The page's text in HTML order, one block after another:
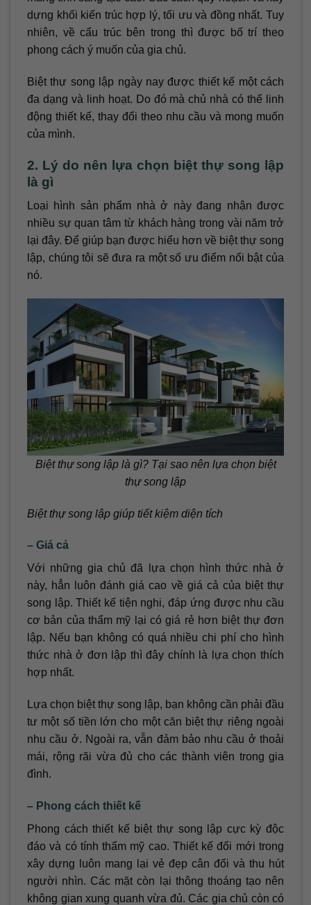
dựng khối kiến trúc hợp lý, tối ưu và đồng nhất. Tuy
nhiên, về cấu trúc bên trong thì được bố trí theo
phong cách ý muốn của gia chủ.
Biệt thự song lập ngày nay được thiết kế một cách
đa dạng và linh hoạt. Do đó mà chủ nhà có thể linh
động thiết kế, thay đổi theo nhu cầu và mong muốn
của mình.
2. Lý do nên lựa chọn biệt thự song lập
là gì
Loại hình sản phẩm nhà ở này đang nhận được
nhiều sự quan tâm từ khách hàng trong vài năm trở
lại đây. Để giúp bạn được hiểu hơn về biệt thự song
lập, chúng tôi sẽ đưa ra một số ưu điểm nổi bật của
nó.
Biệt thự song lập là gì? Tại sao nên lựa chọn biệt
thự song lập
Biệt thự song lập giúp tiết kiệm diện tích
– Giá cả
Với những gia chủ đã lựa chọn hình thức nhà ở
này, hẳn luôn đánh giá cao về giá cả của biệt thự
song lập. Thiết kế tiện nghi, đáp ứng được nhu cầu
cơ bản của thẩm mỹ lại có giá rẻ hơn biệt thự đơn
lập. Nếu bạn không có quá nhiều chi phí cho hình
thức nhà ở đơn lập thì đây chính là lựa chọn thích
hợp nhất.
Lựa chọn biệt thự song lập, bạn không cần phải đầu
tư một số tiền lớn cho một căn biệt thự riêng ngoài
nhu cầu ở. Ngoài ra, vẫn đảm bảo nhu cầu ở thoải
mái, rộng rãi vừa đủ cho các thành viên trong gia
đình.
– Phong cách thiết kế
Phong cách thiết kế biệt thự song lập cực kỳ độc
đáo và có tính thẩm mỹ cao. Thiết kế đổi mới trong
xây dựng luôn mang lại vẻ đẹp cân đối và thu hút
người nhìn. Các mặt còn lại thông thoáng tạo nên
không gian xung quanh vừa đủ. Các gia chủ còn có